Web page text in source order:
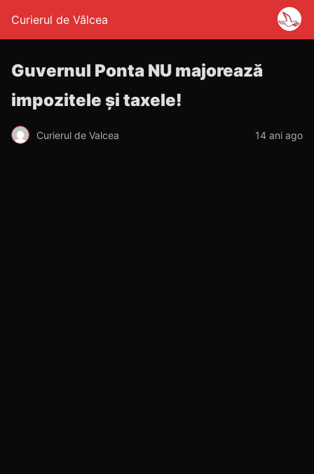
Curierul de Vâlcea
Guvernul Ponta NU majorează
impozitele şi taxele!
Curierul de Valcea 14 ani ago